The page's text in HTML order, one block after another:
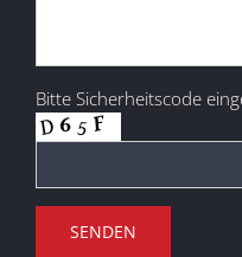
Bitte Sicherheitscode